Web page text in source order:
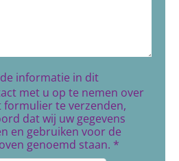
informatie in dit
met u op te nemen over
formulier te verzenden,
dat wij uw gegevens
en gebruiken voor de
genoemd staan. *